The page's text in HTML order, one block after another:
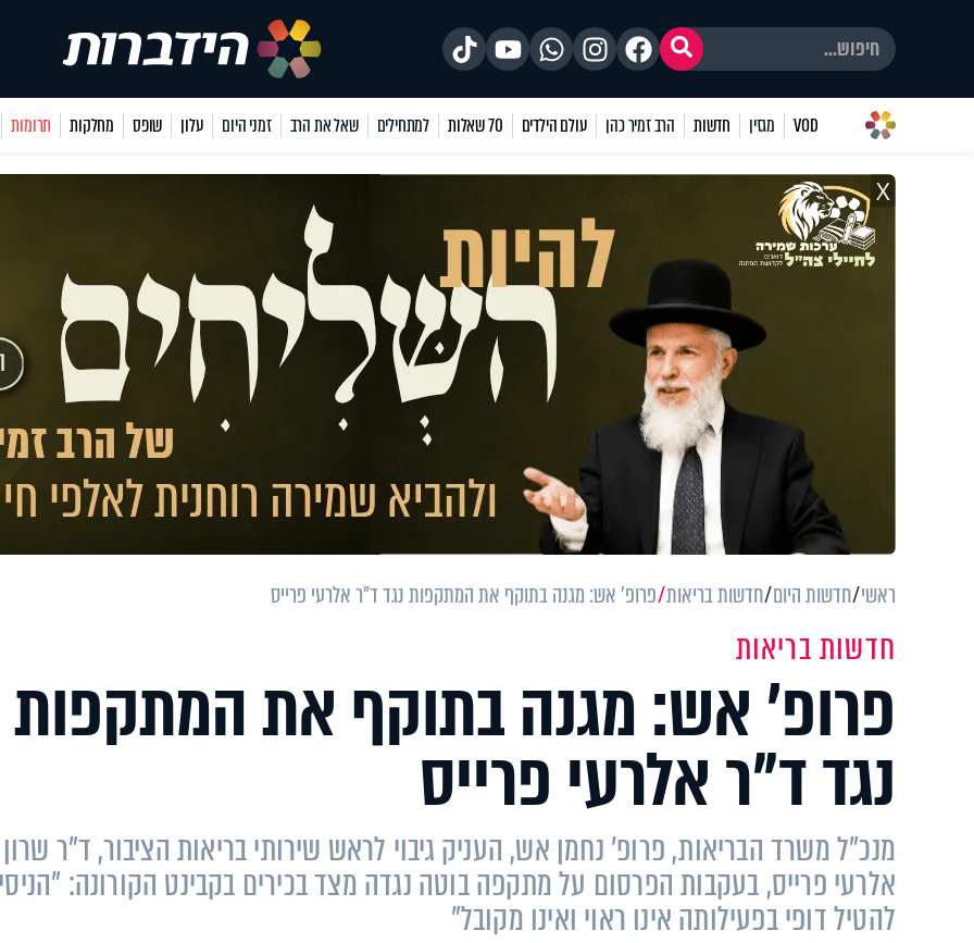
VOD מגזין חדשות הרב זמיר כהן עולם הילדים 70 שאלות למתחילים שאל את הרב זמני היום עלון שופס מחלקות תרומות
X
ראשי חדשות היום חדשות בריאות פרופ’ אש: מגנה בתוקף את המתקפות נגד ד"ר אלרעי פרייס
חדשות בריאות
פרופ’ אש: מגנה בתוקף את המתקפות
נגד ד"ר אלרעי פרייס
מנכ"ל משרד הבריאות, פרופ' נחמן אש, העניק גיבוי לראש שירותי בריאות הציבור, ד"ר שרון
אלרעי פרייס, בעקבות הפרסום על מתקפה בוטה נגדה מצד בכירים בקבינט הקורונה:
להטיל דופי בפעילותה אינו ראוי ואינו מקובל"